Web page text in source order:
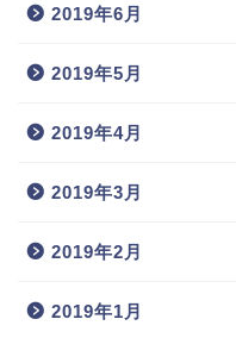
2019年6月
2019年5月
2019年4月
2019年3月
2019年2月
2019年1月